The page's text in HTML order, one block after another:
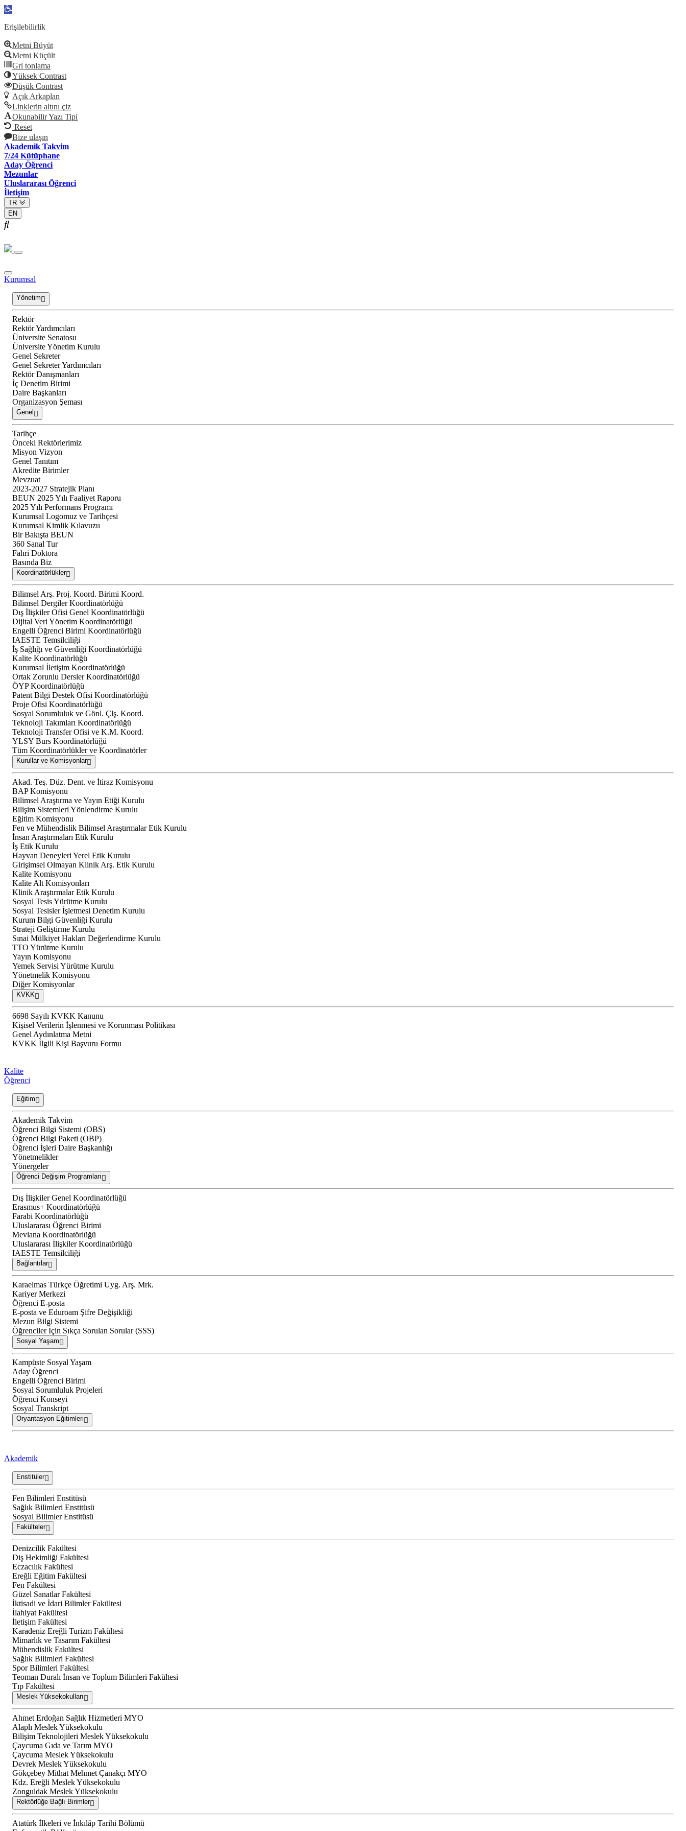
Open
Erişilebilirlik
Metni Büyüt
Metni Küçült
Gri tonlama
Yüksek Contrast
Düşük Contrast
Açık Arkaplan
Linklerin altını çiz
Okunabilir Yazı Tipi
Reset
Bize ulaşın
Akademik Takvim
7/24 Kütüphane
Aday Öğrenci
Mezunlar
Uluslararası Öğrenci
İletişim
TR
EN
Kurumsal
Yönetim
Rektör
Rektör Yardımcıları
Üniversite Senatosu
Üniversite Yönetim Kurulu
Genel Sekreter
Genel Sekreter Yardımcıları
Rektör Danışmanları
İç Denetim Birimi
Daire Başkanları
Organizasyon Şeması
Genel
Tarihçe
Önceki Rektörlerimiz
Misyon Vizyon
Genel Tanıtım
Akredite Birimler
Mevzuat
2023-2027 Stratejik Planı
BEUN 2025 Yılı Faaliyet Raporu
2025 Yılı Performans Programı
Kurumsal Logomuz ve Tarihçesi
Kurumsal Kimlik Kılavuzu
Bir Bakışta BEUN
360 Sanal Tur
Fahri Doktora
Basında Biz
Koordinatörlükler
Bilimsel Arş. Proj. Koord. Birimi Koord.
Bilimsel Dergiler Koordinatörlüğü
Dış İlişkiler Ofisi Genel Koordinatörlüğü
Dijital Veri Yönetim Koordinatörlüğü
Engelli Öğrenci Birimi Koordinatörlüğü
IAESTE Temsilciliği
İş Sağlığı ve Güvenliği Koordinatörlüğü
Kalite Koordinatörlüğü
Kurumsal İletişim Koordinatörlüğü
Ortak Zorunlu Dersler Koordinatörlüğü
ÖYP Koordinatörlüğü
Patent Bilgi Destek Ofisi Koordinatörlüğü
Proje Ofisi Koordinatörlüğü
Sosyal Sorumluluk ve Gönl. Çlş. Koord.
Teknoloji Takımları Koordinatörlüğü
Teknoloji Transfer Ofisi ve K.M. Koord.
YLSY Burs Koordinatörlüğü
Tüm Koordinatörlükler ve Koordinatörler
Kurullar ve Komisyonlar
Akad. Teş. Düz. Dent. ve İtiraz Komisyonu
BAP Komisyonu
Bilimsel Araştırma ve Yayın Etiği Kurulu
Bilişim Sistemleri Yönlendirme Kurulu
Eğitim Komisyonu
Fen ve Mühendislik Bilimsel Araştırmalar Etik Kurulu
İnsan Araştırmaları Etik Kurulu
İş Etik Kurulu
Hayvan Deneyleri Yerel Etik Kurulu
Girişimsel Olmayan Klinik Arş. Etik Kurulu
Kalite Komisyonu
Kalite Alt Komisyonları
Klinik Araştırmalar Etik Kurulu
Sosyal Tesis Yürütme Kurulu
Sosyal Tesisler İşletmesi Denetim Kurulu
Kurum Bilgi Güvenliği Kurulu
Strateji Geliştirme Kurulu
Sınai Mülkiyet Hakları Değerlendirme Kurulu
TTO Yürütme Kurulu
Yayın Komisyonu
Yemek Servisi Yürütme Kurulu
Yönetmelik Komisyonu
Diğer Komisyonlar
KVKK
6698 Sayılı KVKK Kanunu
Kişisel Verilerin İşlenmesi ve Korunması Politikası
Genel Aydınlatma Metni
KVKK İlgili Kişi Başvuru Formu
Kalite
Öğrenci
Eğitim
Akademik Takvim
Öğrenci Bilgi Sistemi (OBS)
Öğrenci Bilgi Paketi (OBP)
Öğrenci İşleri Daire Başkanlığı
Yönetmelikler
Yönergeler
Öğrenci Değişim Programları
Dış İlişkiler Genel Koordinatörlüğü
Erasmus+ Koordinatörlüğü
Farabi Koordinatörlüğü
Uluslararası Öğrenci Birimi
Mevlana Koordinatörlüğü
Uluslararası İlişkiler Koordinatörlüğü
IAESTE Temsilciliği
Bağlantılar
Karaelmas Türkçe Öğretimi Uyg. Arş. Mrk.
Kariyer Merkezi
Öğrenci E-posta
E-posta ve Eduroam Şifre Değişikliği
Mezun Bilgi Sistemi
Öğrenciler İçin Sıkça Sorulan Sorular (SSS)
Sosyal Yaşam
Kampüste Sosyal Yaşam
Aday Öğrenci
Engelli Öğrenci Birimi
Sosyal Sorumluluk Projeleri
Öğrenci Konseyi
Sosyal Transkript
Oryantasyon Eğitimleri
Akademik
Enstitüler
Fen Bilimleri Enstitüsü
Sağlık Bilimleri Enstitüsü
Sosyal Bilimler Enstitüsü
Fakülteler
Denizcilik Fakültesi
Diş Hekimliği Fakültesi
Eczacılık Fakültesi
Ereğli Eğitim Fakültesi
Fen Fakültesi
Güzel Sanatlar Fakültesi
İktisadi ve İdari Bilimler Fakültesi
İlahiyat Fakültesi
İletişim Fakültesi
Karadeniz Ereğli Turizm Fakültesi
Mimarlık ve Tasarım Fakültesi
Mühendislik Fakültesi
Sağlık Bilimleri Fakültesi
Spor Bilimleri Fakültesi
Teoman Duralı İnsan ve Toplum Bilimleri Fakültesi
Tıp Fakültesi
Meslek Yüksekokulları
Ahmet Erdoğan Sağlık Hizmetleri MYO
Alaplı Meslek Yüksekokulu
Bilişim Teknolojileri Meslek Yüksekokulu
Çaycuma Gıda ve Tarım MYO
Çaycuma Meslek Yüksekokulu
Devrek Meslek Yüksekokulu
Gökçebey Mithat Mehmet Çanakçı MYO
Kdz. Ereğli Meslek Yüksekokulu
Zonguldak Meslek Yüksekokulu
Rektörlüğe Bağlı Birimler
Atatürk İlkeleri ve İnkılâp Tarihi Bölümü